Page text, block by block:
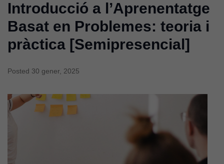
Introducció a l’Aprenentatge
Basat en Problemes: teoria i
pràctica [Semipresencial]
Posted 30 gener, 2025